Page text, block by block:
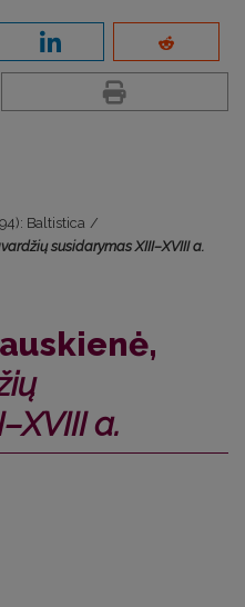
Baltistica /
susidarymas XIII–XVIII a.
a.